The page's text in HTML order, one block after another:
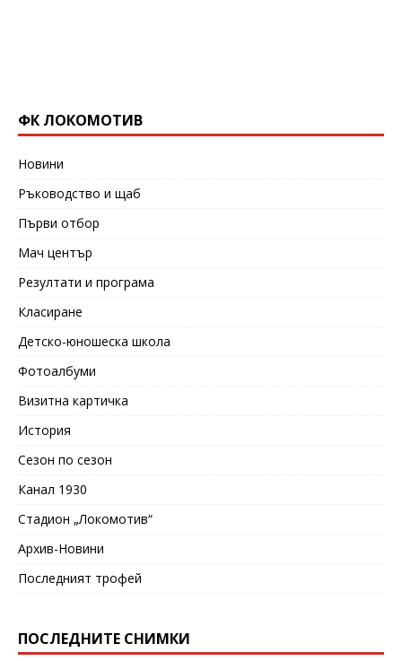
ФК ЛОКОМОТИВ
Новини
Ръководство и щаб
Първи отбор
Мач център
Резултати и програма
Класиране
Детско-юношеска школа
Фотоалбуми
Визитна картичка
История
Сезон по сезон
Канал 1930
Стадион „Локомотив“
Архив-Новини
Последният трофей
ПОСЛЕДНИТЕ СНИМКИ